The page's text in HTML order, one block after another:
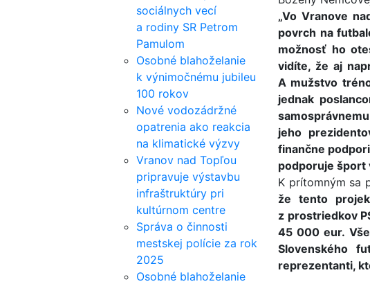
sociálnych vecí
a rodiny SR Petrom
Pamulom
Osobné blahoželanie
k výnimočnému jubileu
100 rokov
Nové vodozádržné
opatrenia ako reakcia
na klimatické výzvy
Vranov nad Topľou
pripravuje výstavbu
infraštruktúry pri
kultúrnom centre
Správa o činnosti
mestskej polície za rok
2025
Osobné blahoželanie
„Vo Vranove
povrch na
možnosť ho
vidíte, že aj
A mužstvo
jednak
jeho
finančne
podporuje šport
K prítomným sa
že tento
z prostriedkov
45 000 eur.
Slovenského
reprezentanti,